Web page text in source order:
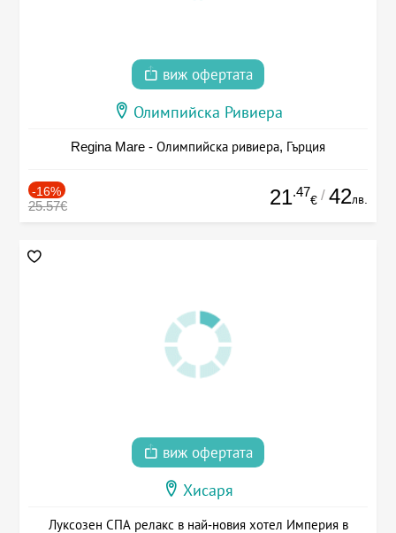
виж офертата
Олимпийска Ривиера
Regina Mare - Олимпийска ривиера, Гърция
-16%
25.57€ 21.47
€ / 42лв.
виж офертата
Хисаря
Луксозен СПА релакс в най-новия хотел Империя в